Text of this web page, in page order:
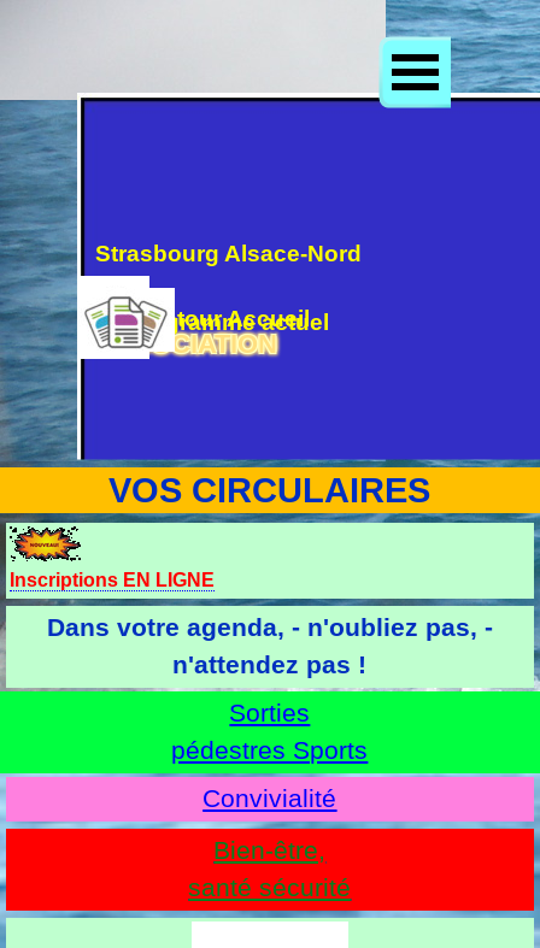
Sauter le menu
ASSOCIATION
.
Strasbourg Alsace-Nord
Retour Accueil
Programme actuel
VOS CIRCULAIRES
Inscriptions EN LIGNE
Dans votre agenda, - n'oubliez pas, -
n'attendez pas !
Sorties
pédestres Sports
Convivialité
Bien-être,
santé sécurité